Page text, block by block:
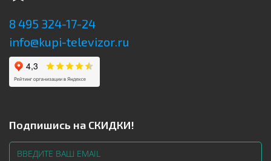
8 495 324-17-24
info@kupi-televizor.ru
Подпишись на СКИДКИ!